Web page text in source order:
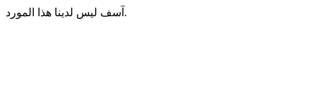
آسف ليس لدينا هذا المورد.